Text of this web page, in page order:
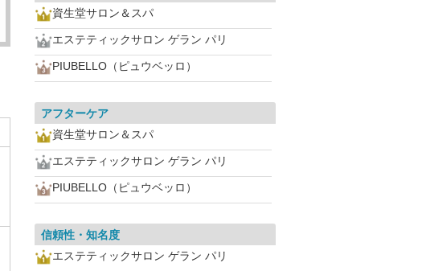
資生堂サロン＆スパ
エステティックサロン ゲラン パリ
PIUBELLO（ピュウベッロ）
アフターケア
資生堂サロン＆スパ
エステティックサロン ゲラン パリ
PIUBELLO（ピュウベッロ）
信頼性・知名度
エステティックサロン ゲラン パリ